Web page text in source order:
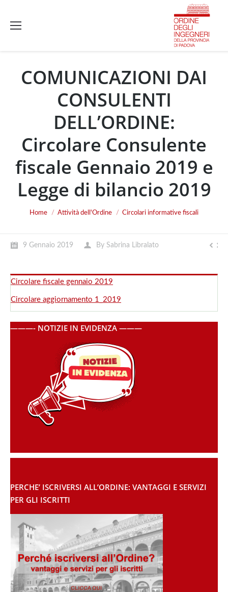
COMUNICAZIONI DAI
CONSULENTI
DELL’ORDINE:
Circolare Consulente
fiscale Gennaio 2019 e
Legge di bilancio 2019
You are here:
Home Attività dell'Ordine Circolari informative fiscali
9 Gennaio 2019 By Sabrina Libralato
Circolare fiscale gennaio 2019
Circolare aggiornamento 1_2019
———- NOTIZIE IN EVIDENZA ———
PERCHE’ ISCRIVERSI ALL’ORDINE: VANTAGGI E SERVIZI
PER GLI ISCRITTI